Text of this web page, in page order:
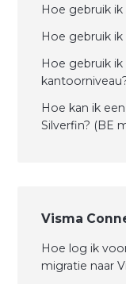
Hoe gebruik
Hoe gebruik
Hoe gebruik
Hoe kan ik
Silverfin? (BE
Visma
Hoe log ik
migratie naar